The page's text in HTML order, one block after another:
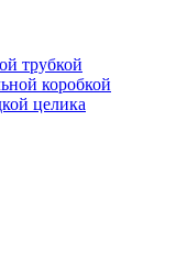
трубкой
коробкой
целика